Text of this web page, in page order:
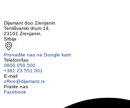
Dijamant doo Zrenjanin
Temišvarski drum 14,
23101 Zrenjanin,
Srbija
Pronađite nas na Google karti
Telefon/fax
0800 050 500
+381 23 551 001
E-mail
office@dijamant.rs
Pratite nas
Facebook